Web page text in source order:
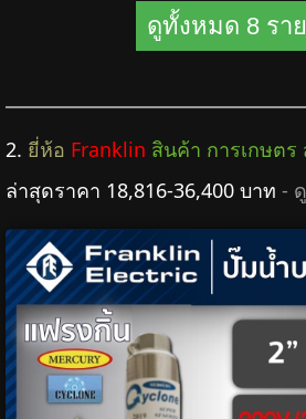
ดูทั้งหมด 8 รา
2. ยี่ห้อ Franklin สินค้า การเกษตร
ล่าสุดราคา 18,816-36,400 บาท -